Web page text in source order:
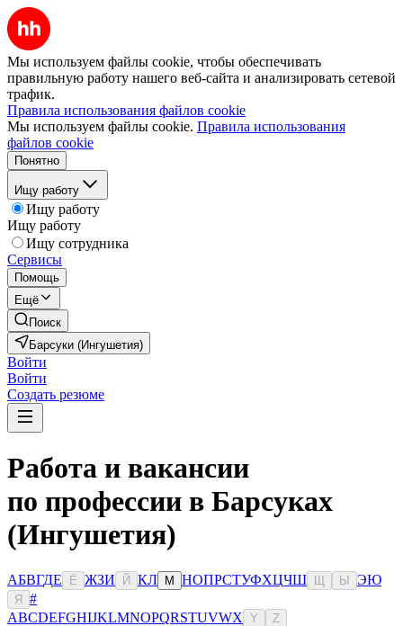
Мы используем файлы cookie, чтобы обеспечивать
правильную работу нашего веб-сайта и анализировать сетевой
трафик.
Правила использования файлов cookie
Мы используем файлы cookie. Правила использования
файлов cookie
Понятно
Ищу работу
Ищу работу
Ищу работу
Ищу сотрудника
Сервисы
Помощь
Ещё
Поиск
Барсуки (Ингушетия)
Войти
Войти
Создать резюме
Работа и вакансии
по профессии в Барсуках
(Ингушетия)
АБВГДЕ Ё ЖЗИ Й КЛ М НОПРСТУФХЦЧШ Ы ЭЮ
Я
#
ABCDEFGHIJKLMNOPQRSTUVWX Y Z